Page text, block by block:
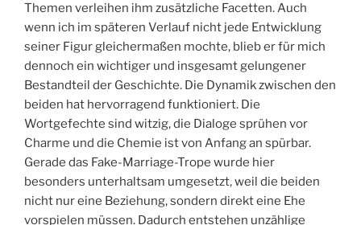
Themen verleihen ihm zusätzliche Facetten. Auch
wenn ich im späteren Verlauf nicht jede Entwicklung
seiner Figur gleichermaßen mochte, blieb er für mich
dennoch ein wichtiger und insgesamt gelungener
Bestandteil der Geschichte. Die Dynamik zwischen den
beiden hat hervorragend funktioniert. Die
Wortgefechte sind witzig, die Dialoge sprühen vor
Charme und die Chemie ist von Anfang an spürbar.
Gerade das Fake-Marriage-Trope wurde hier
besonders unterhaltsam umgesetzt, weil die beiden
nicht nur eine Beziehung, sondern direkt eine Ehe
vorspielen müssen. Dadurch entstehen unzählige